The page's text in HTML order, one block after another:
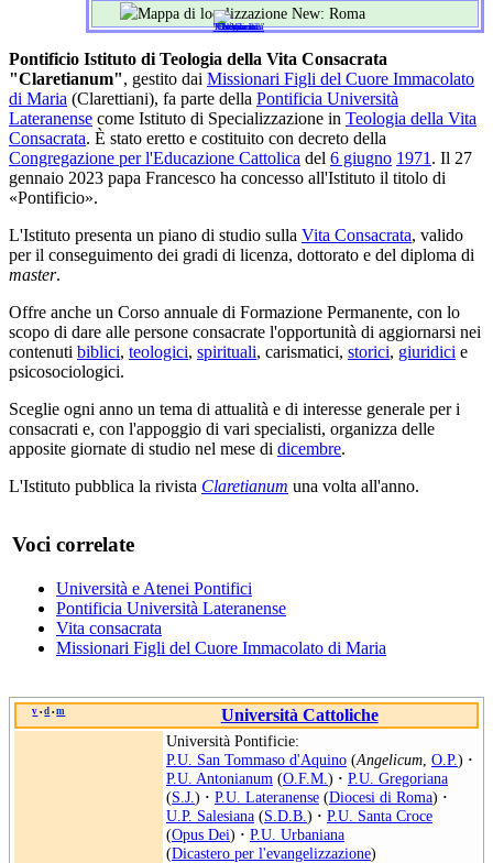
Pontificio Istituto di Teologia della Vita Consacrata
"Claretianum", gestito dai Missionari Figli del Cuore Immacolato
di Maria (Clarettiani), fa parte della Pontificia Università
Lateranense come Istituto di Specializzazione in Teologia della Vita
Consacrata. È stato eretto e costituito con decreto della
Congregazione per l'Educazione Cattolica del 6 giugno 1971 . Il 27
gennaio 2023 papa Francesco ha concesso all'Istituto il titolo di
«Pontificio».
L'Istituto presenta un piano di studio sulla Vita Consacrata, valido
per il conseguimento dei gradi di licenza, dottorato e del diploma di
master.
Offre anche un Corso annuale di Formazione Permanente, con lo
scopo di dare alle persone consacrate l'opportunità di aggiornarsi nei
contenuti biblici, teologici, spirituali, carismatici, storici, giuridici e
psicosociologici.
Sceglie ogni anno un tema di attualità e di interesse generale per i
consacrati e, con l'appoggio di vari specialisti, organizza delle
apposite giornate di studio nel mese di dicembre.
L'Istituto pubblica la rivista Claretianum una volta all'anno.
Voci correlate
Università e Atenei Pontifici
Pontificia Università Lateranense
Vita consacrata
Missionari Figli del Cuore Immacolato di Maria
v • d • m Università Cattoliche
Università Pontificie:
P.U. San Tommaso d'Aquino (Angelicum O.P.) ·
P.U. Antonianum (O.F.M. ) · P.U. Gregoriana
(S.J. ) · P.U. Lateranense (Diocesi di Roma) ·
U.P. Salesiana (S.D.B. ) · P.U. Santa Croce
(Opus Dei) · P.U. Urbaniana
(Dicastero per l'evangelizzazione)